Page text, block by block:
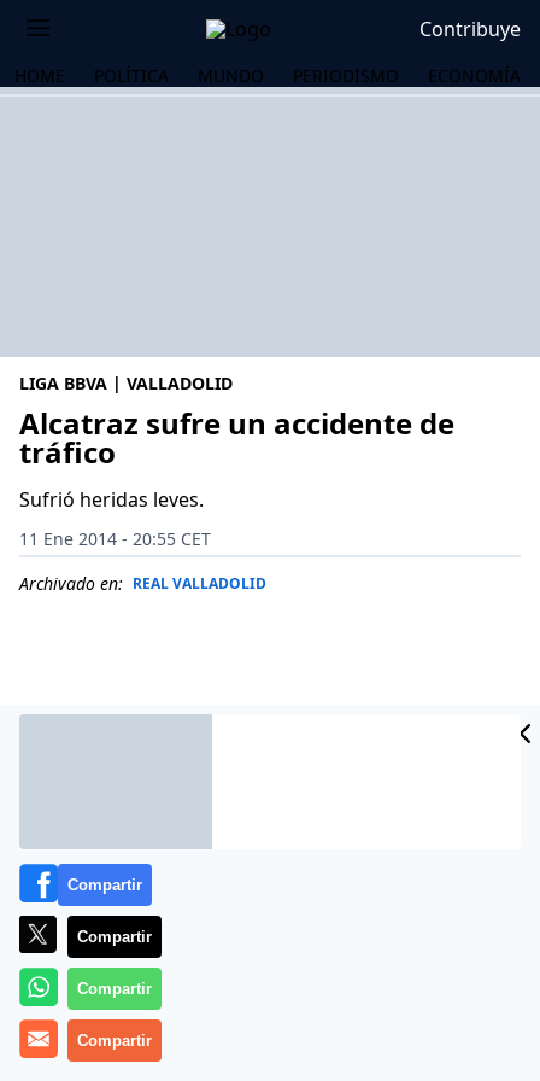
Contribuye
HOME POLÍTICA MUNDO PERIODISMO ECONOMÍA
LIGA BBVA | VALLADOLID
Alcatraz sufre un accidente de
tráfico
Sufrió heridas leves.
11 Ene 2014 - 20:55 CET
Archivado en: REAL VALLADOLID
Más información
Compartir
Compartir
Compartir
Compartir